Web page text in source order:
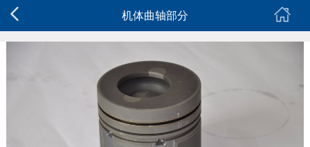
机体曲轴部分